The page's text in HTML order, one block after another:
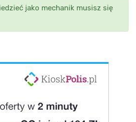
jako mechanik musisz się